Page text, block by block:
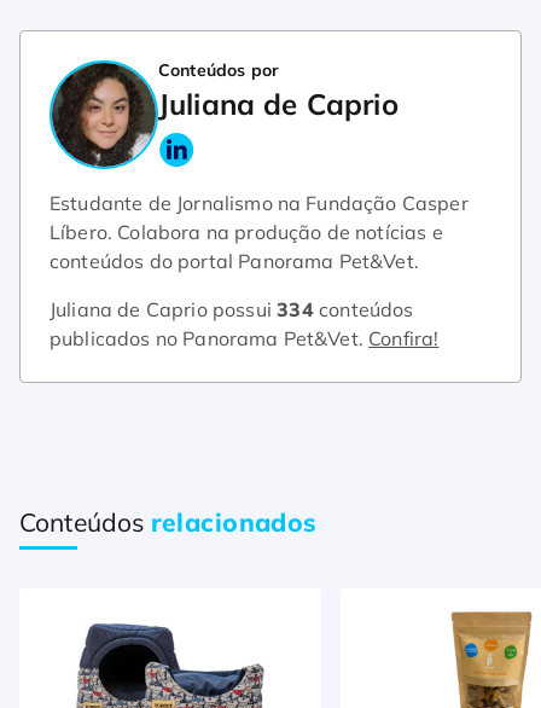
Conteúdos por
Juliana de Caprio
Estudante de Jornalismo na Fundação Casper
Líbero. Colabora na produção de notícias e
conteúdos do portal Panorama Pet&Vet.
Juliana de Caprio possui 334conteúdos
publicados no Panorama Pet&Vet. Confira!
Conteúdos relacionados